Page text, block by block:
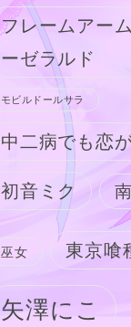
フレームアー
ーゼラルド
モビルドールサラ
中二病でも恋
初音ミク
巫女 東京喰
矢澤にこ